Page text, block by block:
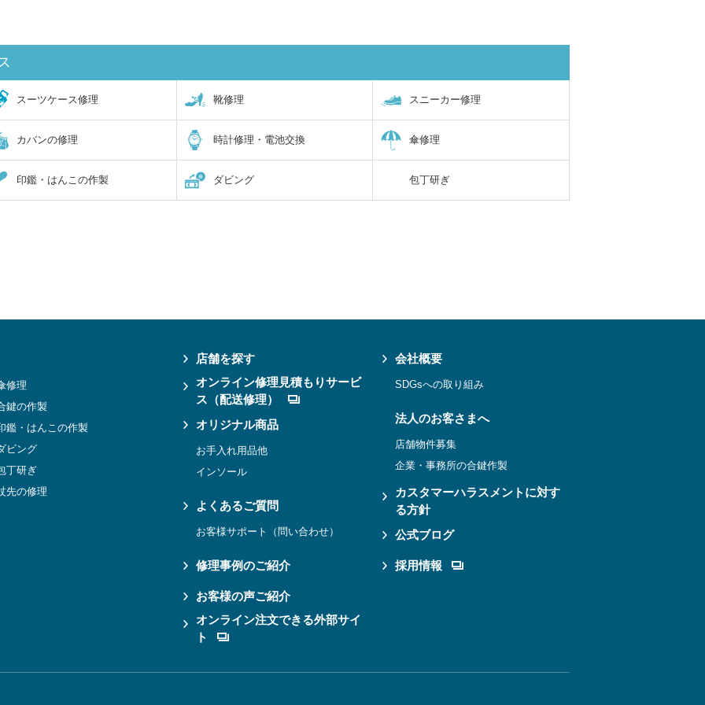
スーツケース修理 靴修理 スニーカー修理
カバンの修理 時計修理・電池交換 傘修理
印鑑・はんこの作製 ダビング 包丁研ぎ
修理
鍵の作製
鑑・はんこの作製
ビング
丁研ぎ
先の修理
店舗を探す
オンライン修理見積もりサービ
ス（配送修理）
オリジナル商品
お手入れ用品他
インソール
よくあるご質問
お客様サポート（問い合わせ）
修理事例のご紹介
お客様の声ご紹介
オンライン注文できる外部サイ
ト
会社概要
SDGsへの取り組み
法人のお客さまへ
店舗物件募集
企業・事務所の合鍵作製
カスタマーハラスメントに対す
る方針
公式ブログ
採用情報